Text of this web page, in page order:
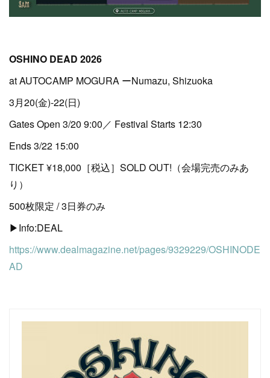
OSHINO DEAD 2026
at AUTOCAMP MOGURA ーNumazu, Shizuoka
3月20(金)-22(日)
Gates Open 3/20 9:00／ Festival Starts 12:30
Ends 3/22 15:00
TICKET ¥18,000［税込］SOLD OUT!（会場完売のみあ
り）
500枚限定 / 3日券のみ
▶︎Info:DEAL
https://www.dealmagazine.net/pages/9329229/OSHINODE
AD